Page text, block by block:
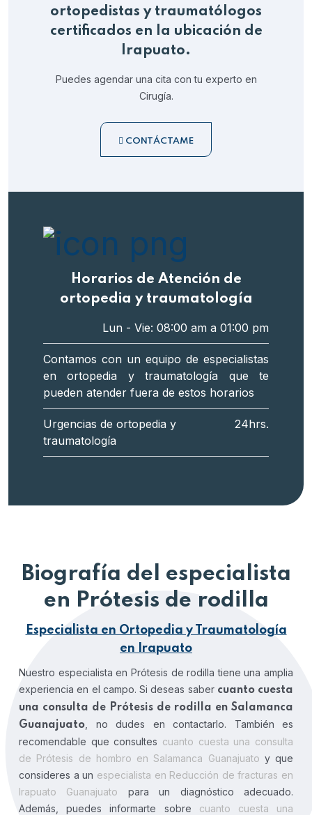
ortopedistas y traumatólogos
certificados en la ubicación de
Irapuato.
Puedes agendar una cita con tu experto en
Cirugía.
CONTÁCTAME
Horarios de Atención de
ortopedia y traumatología
Lun - Vie: 08:00 am a 01:00 pm
Contamos con un equipo de especialistas
en ortopedia y traumatología que te
pueden atender fuera de estos horarios
Urgencias de ortopedia y
traumatología
24hrs.
Biografía del especialista
en Prótesis de rodilla
Especialista en Ortopedia y Traumatología
en Irapuato
Nuestro especialista en Prótesis de rodilla tiene una amplia
experiencia en el campo. Si deseas saber cuanto cuesta
una consulta de Prótesis de rodilla en Salamanca
Guanajuato , no dudes en contactarlo. También es
recomendable que consultes cuanto cuesta una consulta
de Prótesis de hombro en Salamanca Guanajuato y que
consideres a un especialista en Reducción de fracturas en
Irapuato Guanajuato para un diagnóstico adecuado.
Además, puedes informarte sobre cuanto cuesta una